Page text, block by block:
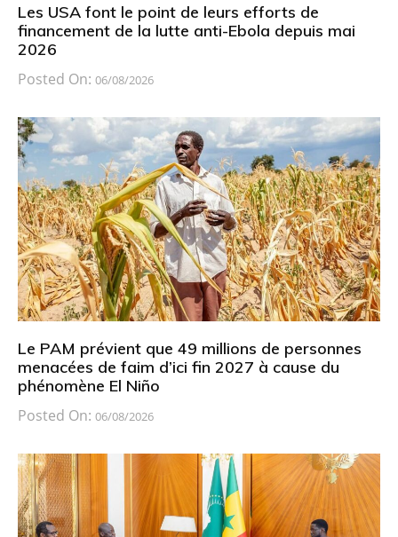
Les USA font le point de leurs efforts de
financement de la lutte anti-Ebola depuis mai
2026
Posted On: 06/08/2026
Le PAM prévient que 49 millions de personnes
menacées de faim d’ici fin 2027 à cause du
phénomène El Niño
Posted On: 06/08/2026